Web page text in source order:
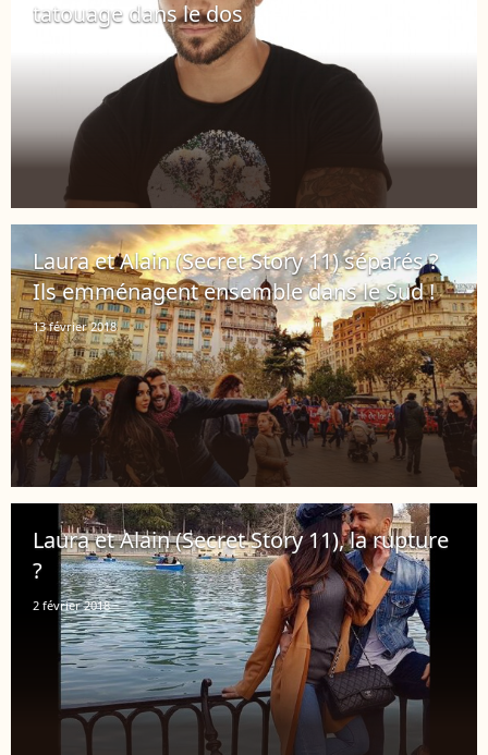
tatouage dans le dos
Laura et Alain (Secret Story 11) séparés ?
Ils emménagent ensemble dans le Sud !
13 février 2018
Laura et Alain (Secret Story 11), la rupture
?
2 février 2018